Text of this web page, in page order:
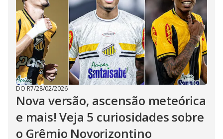
DO R7/28/02/2026
Nova versão, ascensão meteórica
e mais! Veja 5 curiosidades sobre
o Grêmio Novorizontino